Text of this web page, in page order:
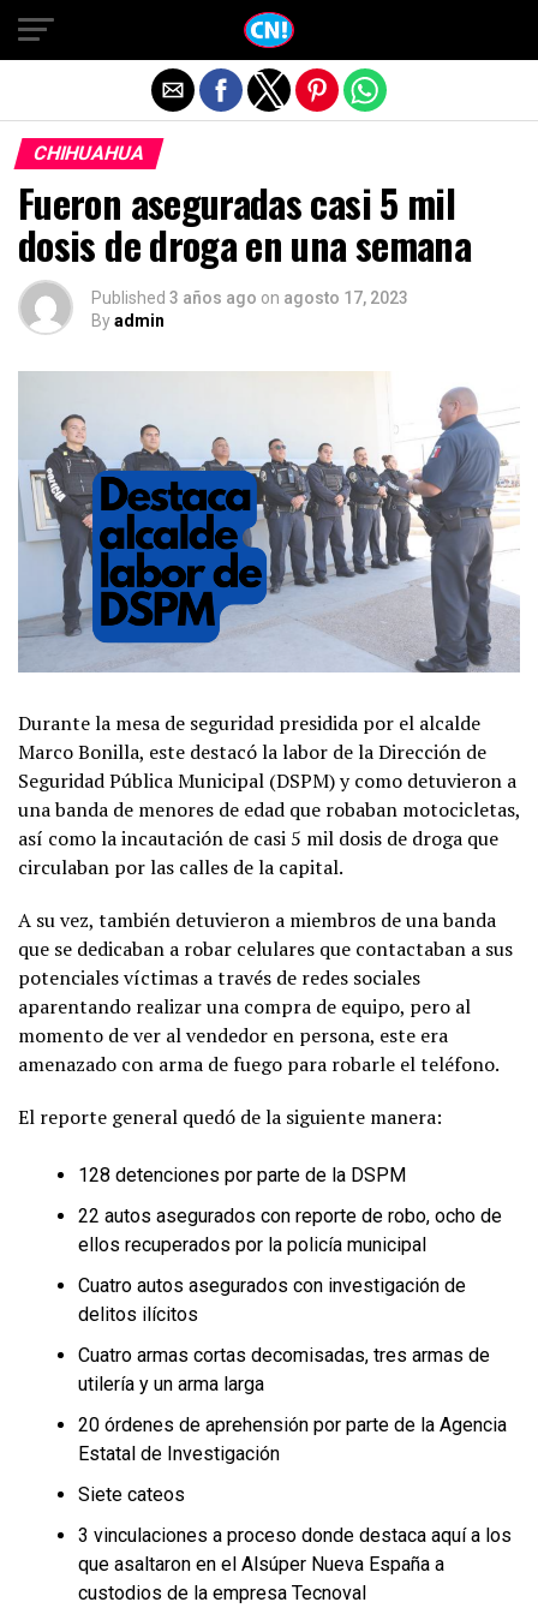
CHIHUAHUA
Fueron aseguradas casi 5 mil
dosis de droga en una semana
Published 3 años ago on agosto 17, 2023
Byadmin
Durante la mesa de seguridad presidida por el alcalde
Marco Bonilla, este destacó la labor de la Dirección de
Seguridad Pública Municipal (DSPM) y como detuvieron a
una banda de menores de edad que robaban motocicletas,
así como la incautación de casi 5 mil dosis de droga que
circulaban por las calles de la capital.
A su vez, también detuvieron a miembros de una banda
que se dedicaban a robar celulares que contactaban a sus
potenciales víctimas a través de redes sociales
aparentando realizar una compra de equipo, pero al
momento de ver al vendedor en persona, este era
amenazado con arma de fuego para robarle el teléfono.
El reporte general quedó de la siguiente manera:
128 detenciones por parte de la DSPM
22 autos asegurados con reporte de robo, ocho de
ellos recuperados por la policía municipal
Cuatro autos asegurados con investigación de
delitos ilícitos
Cuatro armas cortas decomisadas, tres armas de
utilería y un arma larga
20 órdenes de aprehensión por parte de la Agencia
Estatal de Investigación
Siete cateos
3 vinculaciones a proceso donde destaca aquí a los
que asaltaron en el Alsúper Nueva España a
custodios de la empresa Tecnoval
Salir de la versión móvil